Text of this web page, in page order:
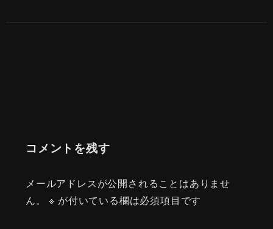
コメントを残す
メールアドレスが公開されることはありませ
ん。
※ が付いている欄は必須項目です